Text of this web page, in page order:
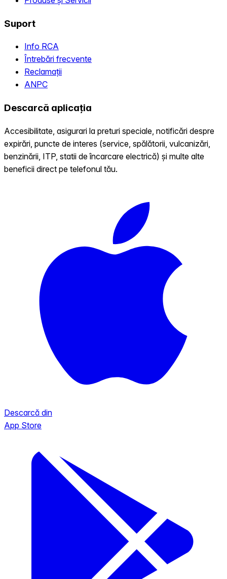
Suport
Info RCA
Întrebări frecvente
Reclamații
ANPC
Descarcă aplicația
Accesibilitate, asigurari la preturi speciale, notificări despre
expirări, puncte de interes (service, spălătorii, vulcanizări,
benzinării, ITP, statii de încarcare electrică) și multe alte
beneficii direct pe telefonul tău.
Descarcă din
App Store